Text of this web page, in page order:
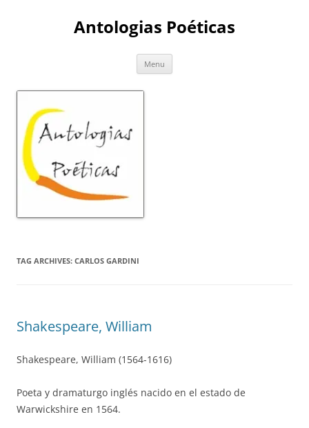
Antologias Poéticas
Menu
TAG ARCHIVES: CARLOS GARDINI
Shakespeare, William
Shakespeare, William (1564-1616)
Poeta y dramaturgo inglés nacido en el estado de
Warwickshire en 1564.